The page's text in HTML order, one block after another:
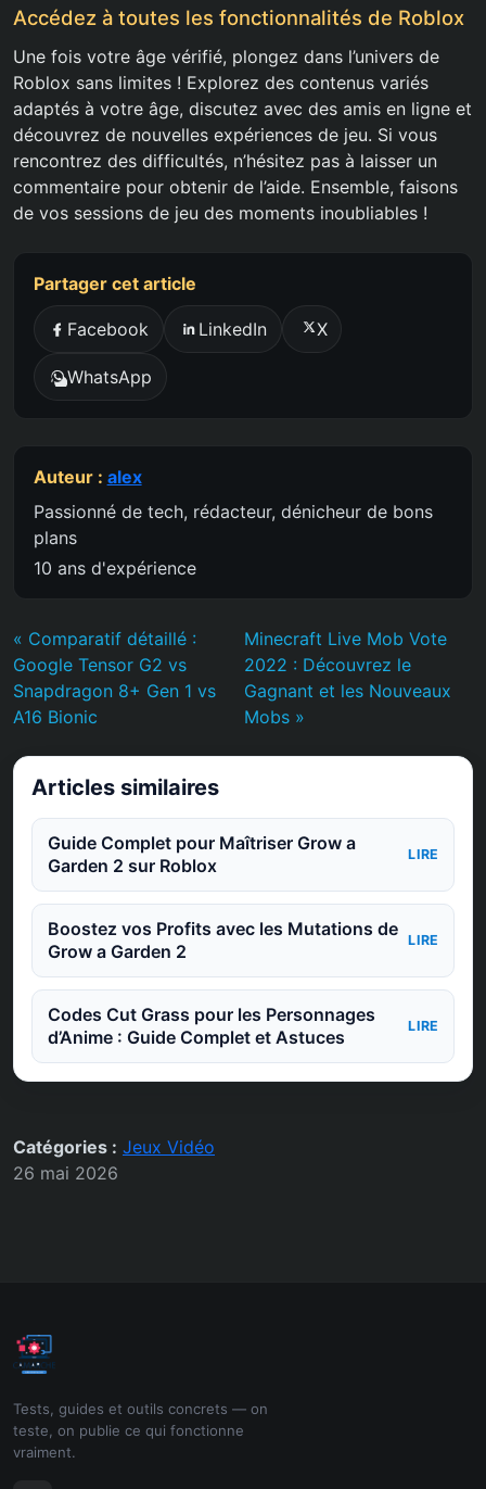
Accédez à toutes les fonctionnalités de Roblox
Une fois votre âge vérifié, plongez dans l’univers de
Roblox sans limites ! Explorez des contenus variés
adaptés à votre âge, discutez avec des amis en ligne et
découvrez de nouvelles expériences de jeu. Si vous
rencontrez des difficultés, n’hésitez pas à laisser un
commentaire pour obtenir de l’aide. Ensemble, faisons
de vos sessions de jeu des moments inoubliables !
Partager cet article
Facebook LinkedIn X
WhatsApp
Auteur : alex
Passionné de tech, rédacteur, dénicheur de bons
plans
10 ans d'expérience
« Comparatif détaillé :
Google Tensor G2 vs
Snapdragon 8+ Gen 1 vs
A16 Bionic
Minecraft Live Mob Vote
2022 : Découvrez le
Gagnant et les Nouveaux
Mobs »
Articles similaires
Guide Complet pour Maîtriser Grow a
Garden 2 sur Roblox
LIRE
Boostez vos Profits avec les Mutations de
Grow a Garden 2
LIRE
Codes Cut Grass pour les Personnages
d’Anime : Guide Complet et Astuces
LIRE
Catégories : Jeux Vidéo
26 mai 2026
Tests, guides et outils concrets — on
teste, on publie ce qui fonctionne
vraiment.